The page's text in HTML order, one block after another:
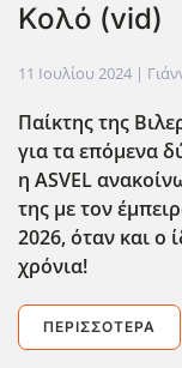
Κολό (vid)
11 Ιουλίου 2024 |
Παίκτης της
για τα επόμενα
η ASVEL
της με τον
2026, όταν και ο
χρόνια!
ΠΕΡΙΣΣΌΤΕΡΑ